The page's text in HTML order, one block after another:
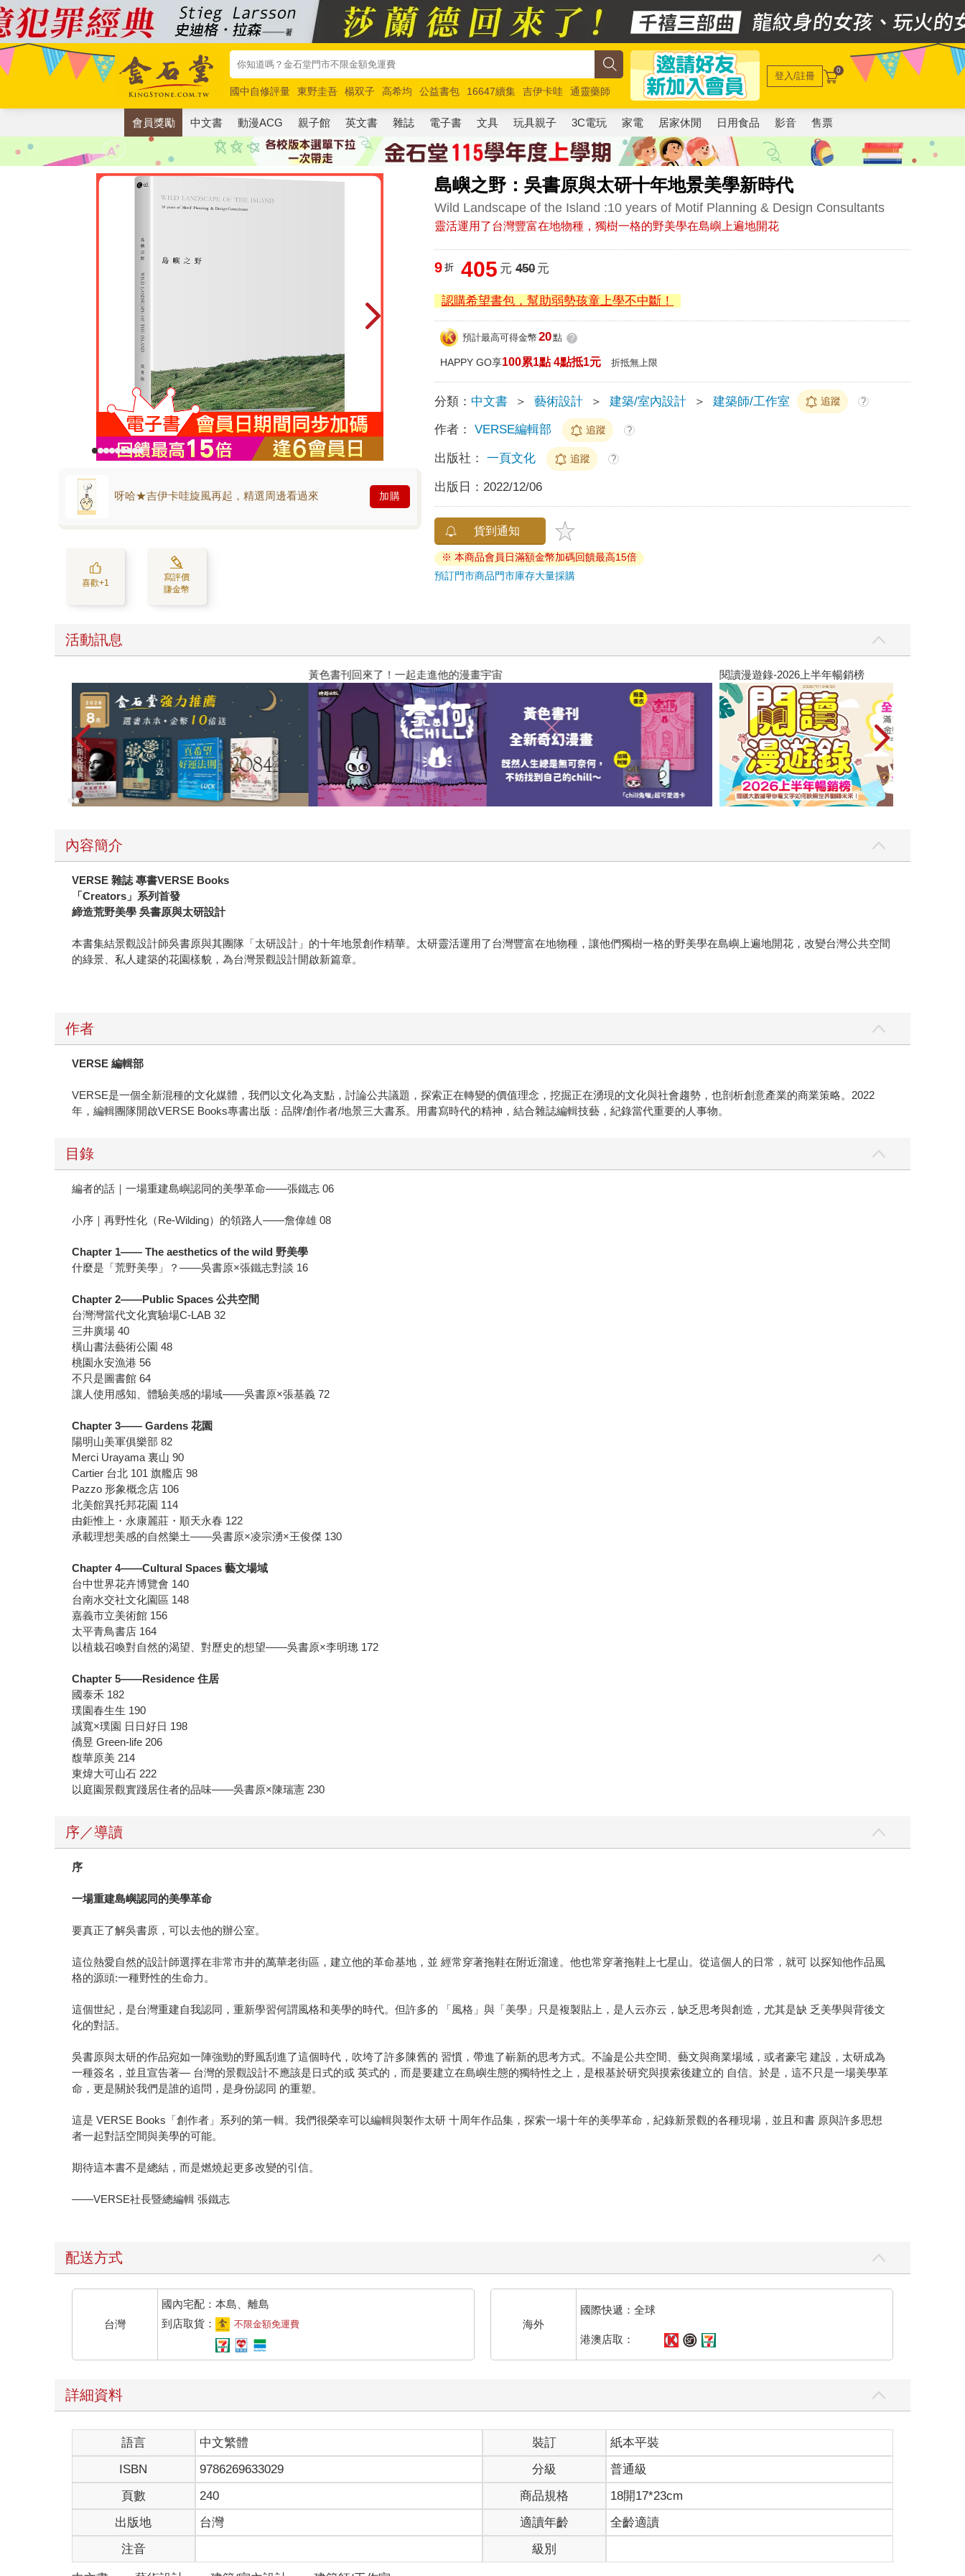
國中自修評量 東野圭吾 楊双子 高希均 公益書包 16647續集 吉伊卡哇
通靈藥師
唯紅花綻放
奧德賽 路邊攤新作 馬斯克 玩具總動員5 超慢跑
登入/註冊 0
會員獎勵 中文書 動漫ACG 親子館 英文書 雜誌 電子書 文具 玩具親子 3C電玩 家電 居家休閒 日用食品 影音 售票
島嶼之野：吳書原與太研十年地景美學新時代
Wild Landscape of the Island :10 years of Motif Planning & Design Consultants
靈活運用了台灣豐富在地物種，獨樹一格的野美學在島嶼上遍地開花
呀哈★吉伊卡哇旋風再起，精選周邊看過來 加購
喜歡+1
寫評價
賺金幣
9 折 405 元 450元
認購希望書包，幫助弱勢孩童上學不中斷！
預計最高可得金幣 20點 ?
HAPPY GO享100累1點 4點抵1元 折抵無上限
分類： 中文書 ＞ 藝術設計 ＞ 建築/室內設計 ＞ 建築師/工作室 追蹤 ?
作者： VERSE編輯部 追蹤 ?
出版社： 一頁文化 追蹤 ?
出版日： 2022/12/06
貨到通知
※ 本商品會員日滿額金幣加碼回饋最高15倍
預訂門市商品門市庫存大量採購
活動訊息
閱讀漫遊錄-2026上半年暢銷榜
黃色書刊回來了！一起走進他的漫畫宇宙
內容簡介
VERSE雜誌 專書VERSE Books
「Creators」系列首發
締造荒野美學 吳書原與太研設計
本書集結景觀設計師吳書原與其團隊「太研設計」的十年地景創作精華。太研靈活運用了台灣豐富在地物種，讓他們獨樹一格的野美學在島嶼上遍地開花，改變台灣公共空間
的綠景、私人建築的花園樣貌，為台灣景觀設計開啟新篇章。
作者
VERSE 編輯部
VERSE是一個全新混種的文化媒體，我們以文化為支點，討論公共議題，探索正在轉變的價值理念，挖掘正在湧現的文化與社會趨勢，也剖析創意產業的商業策略。2022
年，編輯團隊開啟VERSE Books專書出版：品牌/創作者/地景三大書系。用書寫時代的精神，結合雜誌編輯技藝，紀錄當代重要的人事物。
目錄
編者的話｜一場重建島嶼認同的美學革命——張鐵志 06
小序｜再野性化（Re-Wilding）的領路人——詹偉雄 08
Chapter 1—— The aesthetics of the wild 野美學
什麼是「荒野美學」？——吳書原×張鐵志對談 16
Chapter 2——Public Spaces 公共空間
台灣灣當代文化實驗場C-LAB 32
三井廣場 40
橫山書法藝術公園 48
桃園永安漁港 56
不只是圖書館 64
讓人使用感知、體驗美感的場域——吳書原×張基義 72
Chapter 3—— Gardens 花園
陽明山美軍俱樂部 82
Merci Urayama 裏山 90
Cartier 台北 101 旗艦店 98
Pazzo 形象概念店 106
北美館異托邦花園 114
由鉅惟上・永康麗莊・順天永春 122
承載理想美感的自然樂土——吳書原×凌宗湧×王俊傑 130
Chapter 4——Cultural Spaces 藝文場域
台中世界花卉博覽會 140
台南水交社文化園區 148
嘉義市立美術館 156
太平青鳥書店 164
以植栽召喚對自然的渴望、對歷史的想望——吳書原×李明璁 172
Chapter 5——Residence 住居
國泰禾 182
璞園春生生 190
誠寬×璞園 日日好日 198
僑昱 Green-life 206
馥華原美 214
東煒大可山石 222
以庭園景觀實踐居住者的品味——吳書原×陳瑞憲 230
序／導讀
序
一場重建島嶼認同的美學革命
要真正了解吳書原，可以去他的辦公室。
這位熱愛自然的設計師選擇在非常市井的萬華老街區，建立他的革命基地，並 經常穿著拖鞋在附近溜達。他也常穿著拖鞋上七星山。從這個人的日常，就可 以探知他作品風
格的源頭:一種野性的生命力。
這個世紀，是台灣重建自我認同，重新學習何謂風格和美學的時代。但許多的 「風格」與「美學」只是複製貼上，是人云亦云，缺乏思考與創造，尤其是缺 乏美學與背後文
化的對話。
吳書原與太研的作品宛如一陣強勁的野風刮進了這個時代，吹垮了許多陳舊的 習慣，帶進了嶄新的思考方式。不論是公共空間、藝文與商業場域，或者豪宅 建設，太研成為
一種簽名，並且宣告著— 台灣的景觀設計不應該是日式的或 英式的，而是要建立在島嶼生態的獨特性之上，是根基於研究與摸索後建立的 自信。於是，這不只是一場美學革
命，更是關於我們是誰的追問，是身份認同 的重塑。
這是 VERSE Books「創作者」系列的第一輯。我們很榮幸可以編輯與製作太研 十周年作品集，探索一場十年的美學革命，紀錄新景觀的各種現場，並且和書 原與許多思想
者一起對話空間與美學的可能。
期待這本書不是總結，而是燃燒起更多改變的引信。
——VERSE社長暨總編輯 張鐵志
配送方式
台灣
國內宅配：本島、離島
到店取貨：
不限金額免運費 海外
國際快遞：全球
港澳店取：
詳細資料
語言 中文繁體 裝訂
紙本平裝
ISBN
9786269633029 分級
普通級
頁數
240 商品規格
18開17*23cm
出版地
台灣 適讀年齡
全齡適讀
注音
級別